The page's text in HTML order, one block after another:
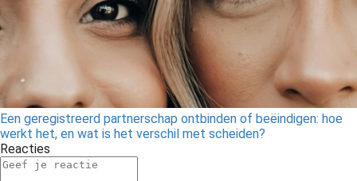
Een geregistreerd partnerschap ontbinden of beëindigen: hoe
werkt het, en wat is het verschil met scheiden?
Reacties